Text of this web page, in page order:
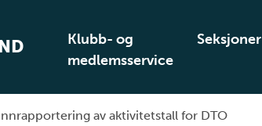
Klubb- og
medlemsservice
Seksjoner
av aktivitetstall for DTO